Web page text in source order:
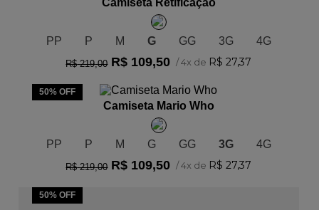
Camiseta Retificação
PP P M G GG 3G 4G
R$ 219,00 R$ 109,50 /4x de R$ 27,37
50% OFF
ADICIONAR AO CARRINHO
Camiseta Mario Who
PP P M G GG 3G 4G
R$ 219,00 R$ 109,50 /4x de R$ 27,37
50% OFF